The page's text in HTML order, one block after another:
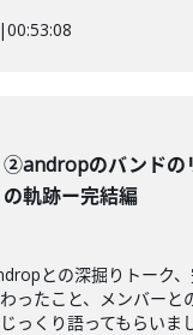
|00:53:08
②andropのバンドの
の軌跡ー完結編
との深掘りトーク
ったこと、メンバーと
っくり語ってもらいま